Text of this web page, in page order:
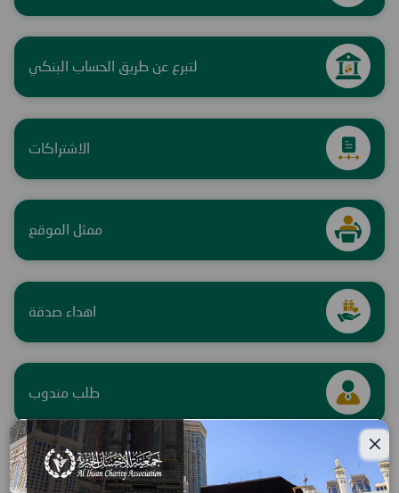
لتبرع عن طريق الحساب البنكي
الاشتراكات
ممثل الموقع
اھداء صدقة
طلب مندوب
المشاريع
Close modal